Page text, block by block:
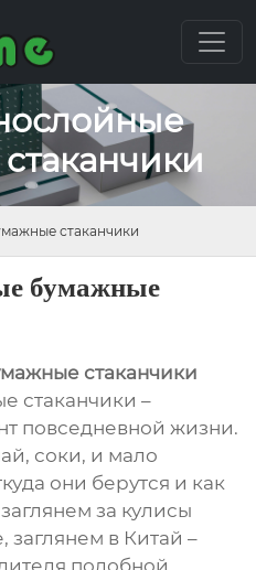
стаканчики
бумажные
стаканчики
стаканчики –
повседневной жизни.
соки, и мало
они берутся и как
за кулисы
заглянем в Китай –